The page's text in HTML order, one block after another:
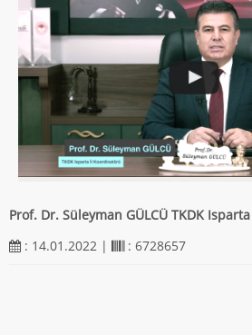
Prof. Dr. Süleyman GÜLCÜ TKDK
: 14.01.2022 |
: 6728657